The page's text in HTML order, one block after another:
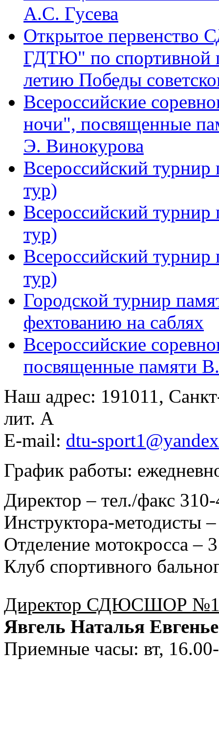
А.С. Гусева
Открытое
ГДТЮ" по спортивной
летию Победы
Всероссийские
ночи", посвященные
Э. Винокурова
Всероссийский
тур)
Всероссийский
тур)
Всероссийский
тур)
Городской турнир
фехтованию на саблях
Всероссийские
посвященные памяти
Наш адрес: 191011,
лит. А
E-mail: dtu-
График работы:
Директор – тел./факс
Инструктора-методисты
Отделение мотокросса –
Клуб спортивного
Директор СДЮСШОР
Явгель Наталья
Приемные часы: вт,